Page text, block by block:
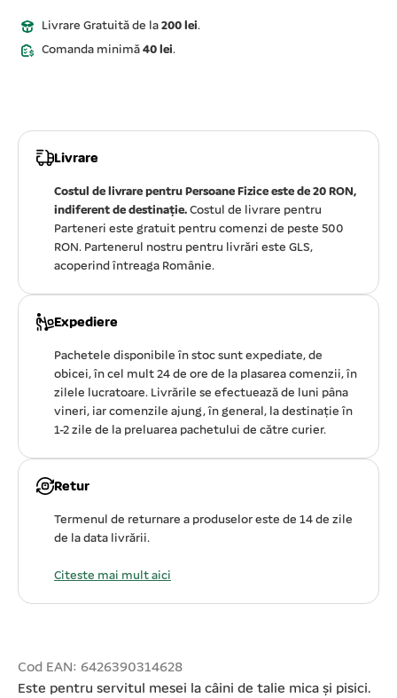
Livrare Gratuită de la 200 lei.
Comanda minimă 40 lei.
Livrare
Costul de livrare pentru Persoane Fizice este de 20 RON,
indiferent de destinație. Costul de livrare pentru
Parteneri este gratuit pentru comenzi de peste 500
RON. Partenerul nostru pentru livrări este GLS,
acoperind întreaga Românie.
Expediere
Pachetele disponibile în stoc sunt expediate, de
obicei, în cel mult 24 de ore de la plasarea comenzii, în
zilele lucratoare. Livrările se efectuează de luni pâna
vineri, iar comenzile ajung, în general, la destinație în
1-2 zile de la preluarea pachetului de către curier.
Retur
Termenul de returnare a produselor este de 14 de zile
de la data livrării.
Citeste mai mult aici
Cod EAN: 6426390314628
Este pentru servitul mesei la câini de talie mica și pisici.